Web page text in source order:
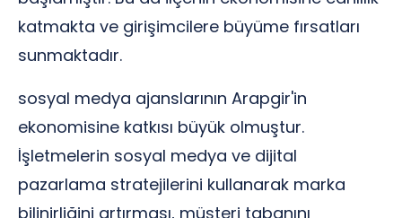
katmakta ve girişimcilere büyüme fırsatları
sunmaktadır.
sosyal medya ajanslarının Arapgir'in
ekonomisine katkısı büyük olmuştur.
İşletmelerin sosyal medya ve dijital
pazarlama stratejilerini kullanarak marka
bilinirliğini artırması, müşteri tabanını